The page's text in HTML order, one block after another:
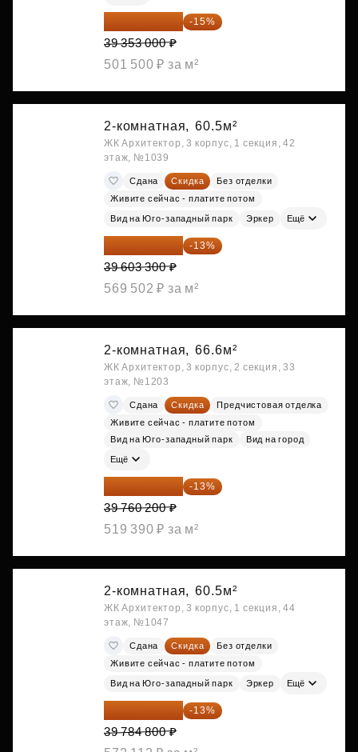
33 450 050 ₽ -15%
39 353 000 ₽
501 500 ₽ за м²
2-комнатная, 60.5м²
ЖК Архитектор, 3 корпус, 1 секция, 42
этаж, №1039
Сдана Скидка
Без отделки
Живите сейчас - платите потом
Вид на Юго-западный парк Эркер Ещё
34 454 871 ₽ -13%
39 603 300 ₽
569 502 ₽ за м²
2-комнатная, 66.6м²
ЖК Архитектор, 3 корпус, 2 секция, 33
этаж, №1203
Сдана Скидка
Предчистовая отделка
Живите сейчас - платите потом
Вид на Юго-западный парк
Вид на город
Ещё
34 591 374 ₽ -13%
39 760 200 ₽
519 390 ₽ за м²
2-комнатная, 60.5м²
ЖК Архитектор, 3 корпус, 1 секция, 44
этаж, №1047
Сдана Скидка
Без отделки
Живите сейчас - платите потом
Вид на Юго-западный парк Эркер Ещё
34 612 776 ₽ -13%
39 784 800 ₽